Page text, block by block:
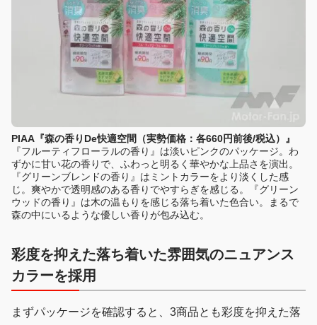
PIAA『森の香りDe快適空間（実勢価格：各660円前後/税込）』
『フルーティフローラルの香り』は淡いピンクのパッケージ。わ
ずかに甘い花の香りで、ふわっと明るく華やかな上品さを演出。
『グリーンブレンドの香り』はミントカラーをより淡くした感
じ。爽やかで透明感のある香りでやすらぎを感じる。『グリーン
ウッドの香り』は木の温もりを感じる落ち着いた色合い。まるで
森の中にいるような優しい香りが包み込む。
彩度を抑えた落ち着いた雰囲気のニュアンス
カラーを採用
まずパッケージを確認すると、3商品とも彩度を抑えた落